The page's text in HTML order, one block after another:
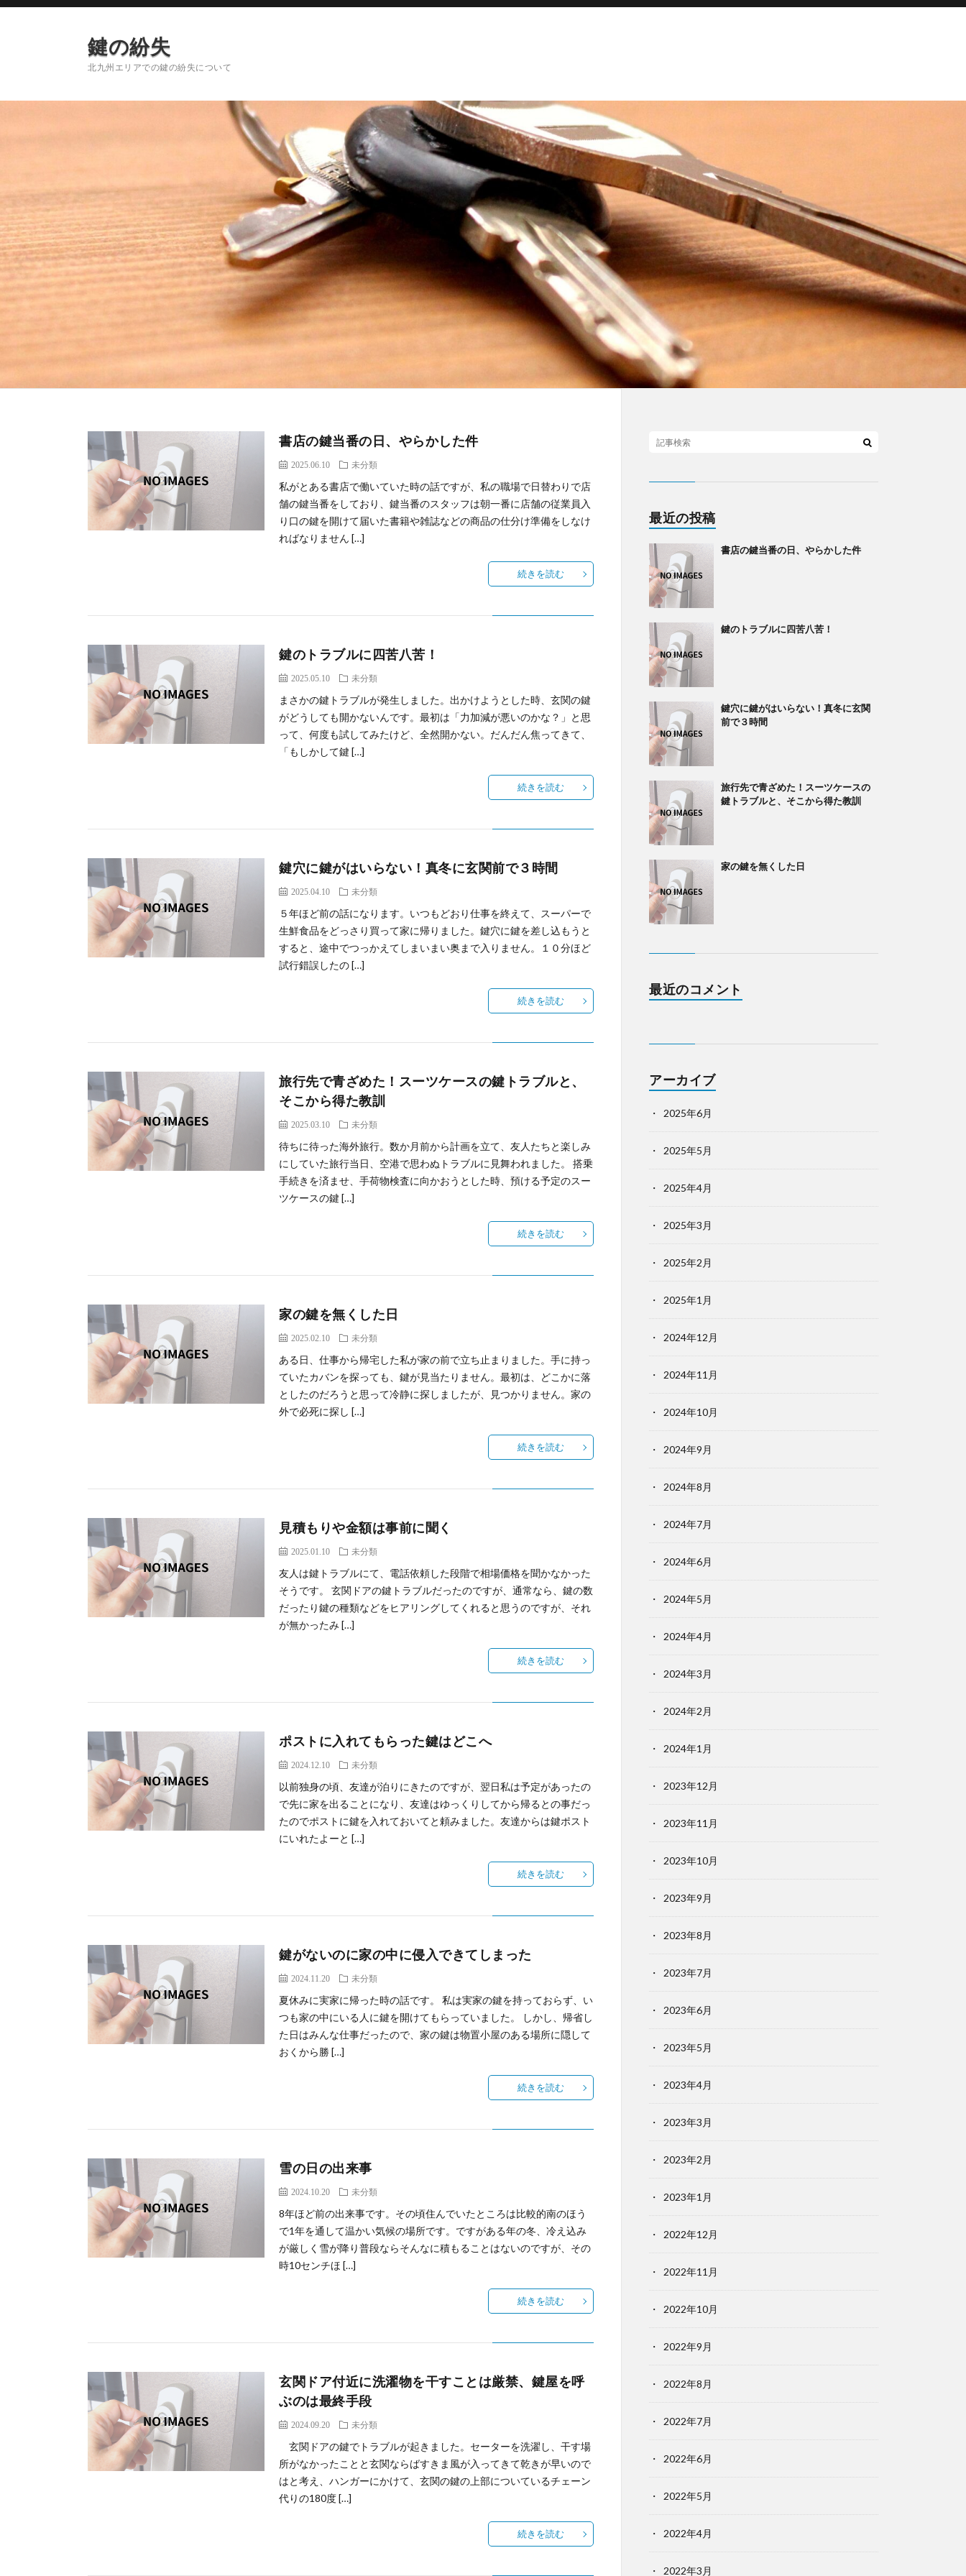
鍵の紛失
北九州エリアでの鍵の紛失について
書店の鍵当番の日、やらかした件
2025.06.10 未分類
私がとある書店で働いていた時の話ですが、私の職場で日替わりで店
舗の鍵当番をしており、鍵当番のスタッフは朝一番に店舗の従業員入
り口の鍵を開けて届いた書籍や雑誌などの商品の仕分け準備をしなけ
ればなりません […]
続きを読む
鍵のトラブルに四苦八苦！
2025.05.10 未分類
まさかの鍵トラブルが発生しました。出かけようとした時、玄関の鍵
がどうしても開かないんです。最初は「力加減が悪いのかな？」と思
って、何度も試してみたけど、全然開かない。だんだん焦ってきて、
「もしかして鍵 […]
続きを読む
鍵穴に鍵がはいらない！真冬に玄関前で３時間
2025.04.10 未分類
５年ほど前の話になります。いつもどおり仕事を終えて、スーパーで
生鮮食品をどっさり買って家に帰りました。鍵穴に鍵を差し込もうと
すると、途中でつっかえてしまいまい奥まで入りません。１０分ほど
試行錯誤したの […]
続きを読む
旅行先で青ざめた！スーツケースの鍵トラブルと、
そこから得た教訓
2025.03.10 未分類
待ちに待った海外旅行。数か月前から計画を立て、友人たちと楽しみ
にしていた旅行当日、空港で思わぬトラブルに見舞われました。 搭乗
手続きを済ませ、手荷物検査に向かおうとした時、預ける予定のスー
ツケースの鍵 […]
続きを読む
家の鍵を無くした日
2025.02.10 未分類
ある日、仕事から帰宅した私が家の前で立ち止まりました。手に持っ
ていたカバンを探っても、鍵が見当たりません。最初は、どこかに落
としたのだろうと思って冷静に探しましたが、見つかりません。家の
外で必死に探し […]
続きを読む
見積もりや金額は事前に聞く
2025.01.10 未分類
友人は鍵トラブルにて、電話依頼した段階で相場価格を聞かなかった
そうです。 玄関ドアの鍵トラブルだったのですが、通常なら、鍵の数
だったり鍵の種類などをヒアリングしてくれると思うのですが、それ
が無かったみ […]
続きを読む
ポストに入れてもらった鍵はどこへ
2024.12.10 未分類
以前独身の頃、友達が泊りにきたのですが、翌日私は予定があったの
で先に家を出ることになり、友達はゆっくりしてから帰るとの事だっ
たのでポストに鍵を入れておいてと頼みました。友達からは鍵ポスト
にいれたよーと […]
続きを読む
鍵がないのに家の中に侵入できてしまった
2024.11.20 未分類
夏休みに実家に帰った時の話です。 私は実家の鍵を持っておらず、い
つも家の中にいる人に鍵を開けてもらっていました。 しかし、帰省し
た日はみんな仕事だったので、家の鍵は物置小屋のある場所に隠して
おくから勝 […]
続きを読む
雪の日の出来事
2024.10.20 未分類
8年ほど前の出来事です。その頃住んでいたところは比較的南のほう
で1年を通して温かい気候の場所です。ですがある年の冬、冷え込み
が厳しく雪が降り普段ならそんなに積もることはないのですが、その
時10センチほ […]
続きを読む
玄関ドア付近に洗濯物を干すことは厳禁、鍵屋を呼
ぶのは最終手段
2024.09.20 未分類
玄関ドアの鍵でトラブルが起きました。セーターを洗濯し、干す場
所がなかったことと玄関ならばすきま風が入ってきて乾きが早いので
はと考え、ハンガーにかけて、玄関の鍵の上部についているチェーン
代りの180度 […]
続きを読む
最近の投稿
書店の鍵当番の日、やらかした件
鍵のトラブルに四苦八苦！
鍵穴に鍵がはいらない！真冬に玄関
前で３時間
旅行先で青ざめた！スーツケースの
鍵トラブルと、そこから得た教訓
家の鍵を無くした日
最近のコメント
アーカイブ
2025年6月
2025年5月
2025年4月
2025年3月
2025年2月
2025年1月
2024年12月
2024年11月
2024年10月
2024年9月
2024年8月
2024年7月
2024年6月
2024年5月
2024年4月
2024年3月
2024年2月
2024年1月
2023年12月
2023年11月
2023年10月
2023年9月
2023年8月
2023年7月
2023年6月
2023年5月
2023年4月
2023年3月
2023年2月
2023年1月
2022年12月
2022年11月
2022年10月
2022年9月
2022年8月
2022年7月
2022年6月
2022年5月
2022年4月
2022年3月